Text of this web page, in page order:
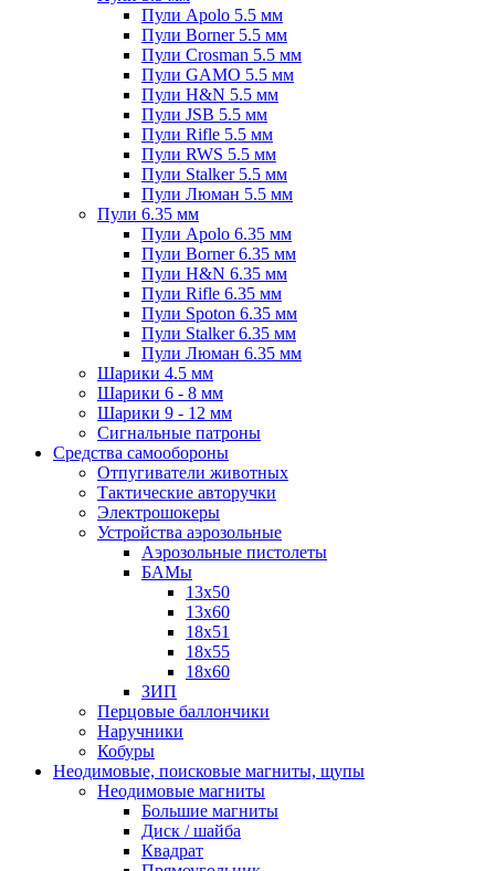
Пули Apolo 5.5 мм
Пули Borner 5.5 мм
Пули Crosman 5.5 мм
Пули GAMO 5.5 мм
Пули H&N 5.5 мм
Пули JSB 5.5 мм
Пули Rifle 5.5 мм
Пули RWS 5.5 мм
Пули Stalker 5.5 мм
Пули Люман 5.5 мм
Пули 6.35 мм
Пули Apolo 6.35 мм
Пули Borner 6.35 мм
Пули H&N 6.35 мм
Пули Rifle 6.35 мм
Пули Spoton 6.35 мм
Пули Stalker 6.35 мм
Пули Люман 6.35 мм
Шарики 4.5 мм
Шарики 6 - 8 мм
Шарики 9 - 12 мм
Сигнальные патроны
Средства самообороны
Отпугиватели животных
Тактические авторучки
Электрошокеры
Устройства аэрозольные
Аэрозольные пистолеты
БАМы
13х50
13х60
18х51
18х55
18х60
ЗИП
Перцовые баллончики
Наручники
Кобуры
Неодимовые, поисковые магниты, щупы
Неодимовые магниты
Большие магниты
Диск / шайба
Квадрат